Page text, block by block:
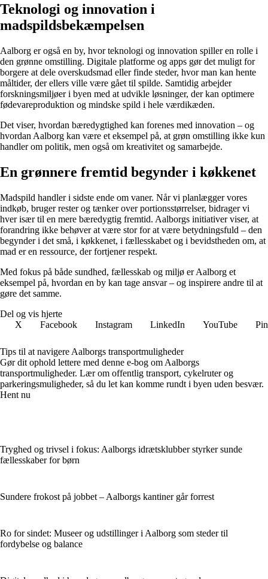
Teknologi og innovation i
madspildsbekæmpelsen
Aalborg er også en by, hvor teknologi og innovation spiller en rolle i
den grønne omstilling. Digitale platforme og apps gør det muligt for
borgere at dele overskudsmad eller finde steder, hvor man kan hente
måltider, der ellers ville være gået til spilde. Samtidig arbejder
forskningsmiljøer i byen med at udvikle løsninger, der kan optimere
fødevareproduktion og mindske spild i hele værdikæden.
Det viser, hvordan bæredygtighed kan forenes med innovation – og
hvordan Aalborg kan være et eksempel på, at grøn omstilling ikke kun
handler om politik, men også om kreativitet og samarbejde.
En grønnere fremtid begynder i køkkenet
Madspild handler i sidste ende om vaner. Når vi planlægger vores
indkøb, bruger rester og tænker over portionsstørrelser, bidrager vi
hver især til en mere bæredygtig fremtid. Aalborgs initiativer viser, at
forandring ikke behøver at være stor for at være betydningsfuld – den
begynder i det små, i køkkenet, i fællesskabet og i bevidstheden om, at
mad er en ressource, der fortjener respekt.
Med fokus på både sundhed, fællesskab og miljø er Aalborg et
eksempel på, hvordan en by kan tage ansvar – og inspirere andre til at
gøre det samme.
Del og vis hjerte
X
Facebook Instagram LinkedIn YouTube
Tips til at navigere Aalborgs transportmuligheder
Gør dit ophold lettere med denne e-bog om Aalborgs
transportmuligheder. Lær om offentlig transport, cykelruter og
parkeringsmuligheder, så du let kan komme rundt i byen uden besvær.
Hent nu
Tryghed og trivsel i fokus: Aalborgs idrætsklubber styrker sunde
fællesskaber for børn
Sundere frokost på jobbet – Aalborgs kantiner går forrest
Ro for sindet: Museer og udstillinger i Aalborg som steder til
fordybelse og balance